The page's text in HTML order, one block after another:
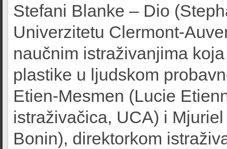
Stefani Blanke – Dio
Univerzitetu Clermont-
naučnim istraživanjima
plastike u ljudskom
Etien-Mesmen (Lucie
istraživačica, UCA) i
Bonin), direktorkom